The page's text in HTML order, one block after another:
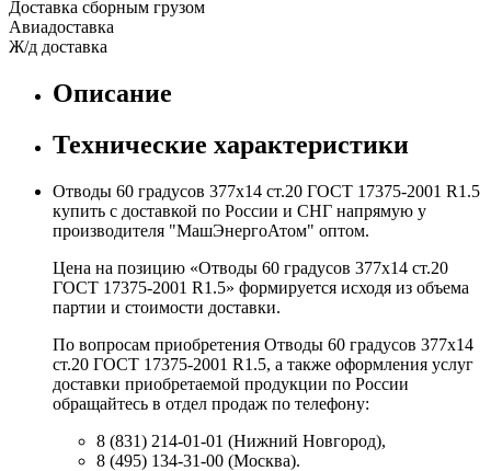
Доставка сборным грузом
Авиадоставка
Ж/д доставка
Описание
Технические характеристики
Отводы 60 градусов 377х14 ст.20 ГОСТ 17375-2001 R1.5
купить с доставкой по России и СНГ напрямую у
производителя "МашЭнергоАтом" оптом.
Цена на позицию «Отводы 60 градусов 377х14 ст.20
ГОСТ 17375-2001 R1.5» формируется исходя из объема
партии и стоимости доставки.
По вопросам приобретения Отводы 60 градусов 377х14
ст.20 ГОСТ 17375-2001 R1.5, а также оформления услуг
доставки приобретаемой продукции по России
обращайтесь в отдел продаж по телефону:
8 (831) 214-01-01 (Нижний Новгород),
8 (495) 134-31-00 (Москва).